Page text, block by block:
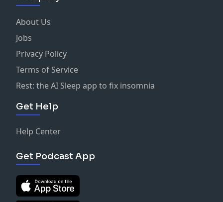
About Us
Jobs
Privacy Policy
Terms of Service
Rest: the AI Sleep app to fix insomnia
Get Help
Help Center
Get Podcast App